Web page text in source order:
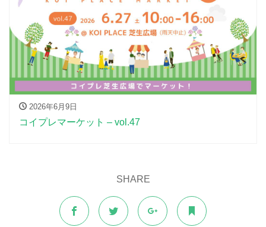
2026年6月9日
コイプレマーケット – vol.47
SHARE